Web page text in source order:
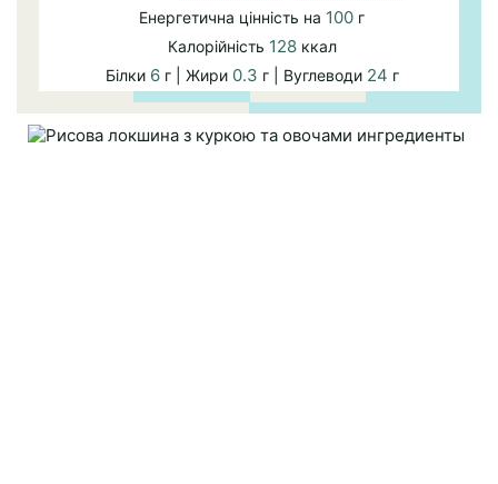
Енергетична цінність на 100 г
Калорійність 128ккал
Білки 6г | Жири 0.3 г | Вуглеводи 24 г